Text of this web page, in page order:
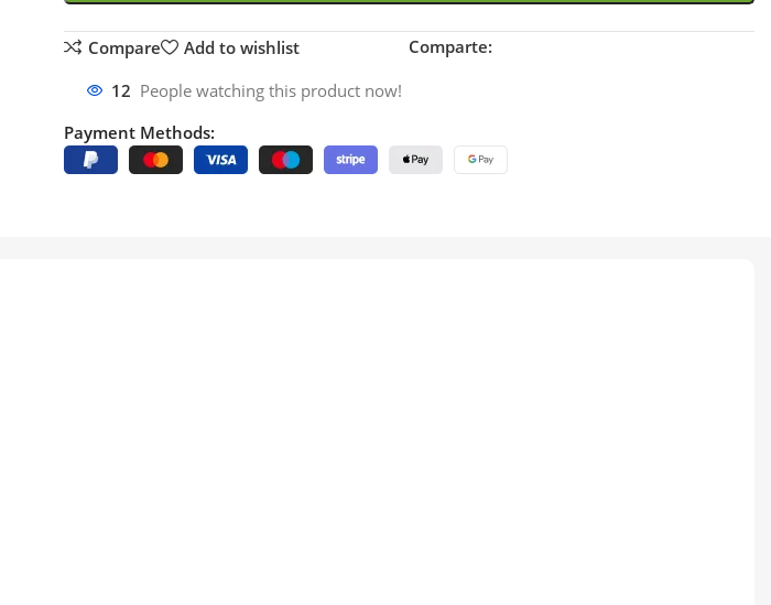
Compare Add to wishlist Comparte:
12 People watching this product now!
Payment Methods: